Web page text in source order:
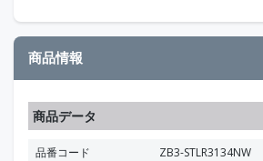
商品情報
商品データ
品番コード
ZB3-STLR3134NW